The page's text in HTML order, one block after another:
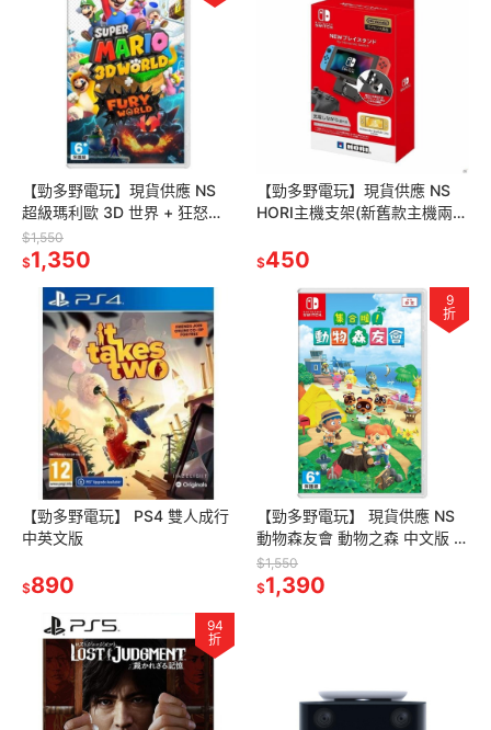
【勁多野電玩】現貨供應 NS
超級瑪利歐 3D 世界 + 狂怒世
界 中文版
$1,550
$1,350
【勁多野電玩】現貨供應 NS
HORI主機支架(新舊款主機兩對
$450
【勁多野電玩】 PS4 雙人成行
中英文版
$890
9
折
【勁多野電玩】 現貨供應 NS
動物森友會 動物之森 中文版 任
天堂 Switch遊戲
$1,550
$1,390
94
折